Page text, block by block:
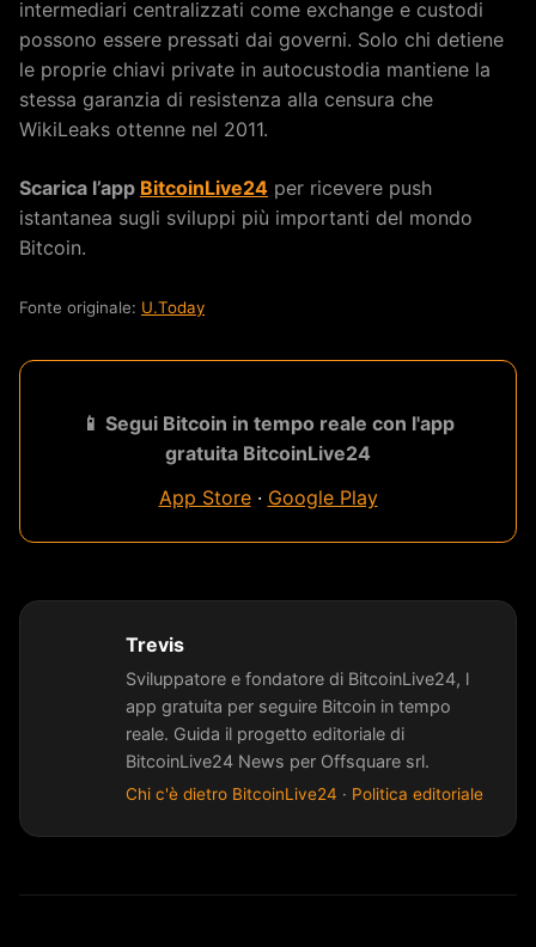
intermediari centralizzati come exchange e custodi
possono essere pressati dai governi. Solo chi detiene
le proprie chiavi private in autocustodia mantiene la
stessa garanzia di resistenza alla censura che
WikiLeaks ottenne nel 2011.
Scarica l’app BitcoinLive24 per ricevere push
istantanea sugli sviluppi più importanti del mondo
Bitcoin.
Fonte originale: U.Today
📱 Segui Bitcoin in tempo reale con l'app
gratuita BitcoinLive24
App Store· Google Play
Trevis
Sviluppatore e fondatore di BitcoinLive24, l
app gratuita per seguire Bitcoin in tempo
reale. Guida il progetto editoriale di
BitcoinLive24 News per Offsquare srl.
Chi c'è dietro BitcoinLive24 · Politica editoriale